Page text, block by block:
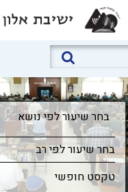
בחר שיעור לפי נושא
בחר שיעור לפי נושא
בחר שיעור לפי רב